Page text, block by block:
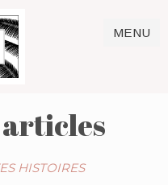
MENU
articles
HISTOIRES